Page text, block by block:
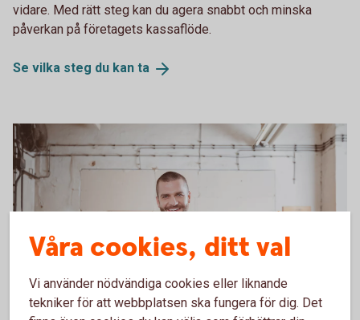
vidare. Med rätt steg kan du agera snabbt och minska
påverkan på företagets kassaflöde.
Se vilka steg du kan ta
623889274
Funderar du på att starta e-handel?
Våra cookies, ditt val
Vi använder nödvändiga cookies eller liknande
tekniker för att webbplatsen ska fungera för dig. Det